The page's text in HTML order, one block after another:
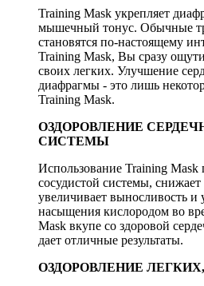
Training Mask укрепляет
мышечный тонус. Обычные
становятся по-настоящему
Training Mask, Вы сразу
своих легких. Улучшение
диафрагмы - это лишь
Training Mask.
ОЗДОРОВЛЕНИЕ
СИСТЕМЫ
Использование Training Mask
сосудистой системы,
увеличивает выносливость и
насыщения кислородом во
Mask вкупе со здоровой
дает отличные результаты.
ОЗДОРОВЛЕНИЕ